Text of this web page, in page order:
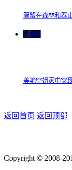
简留在森林和泰
9.0分
美艳空姐家中突
返回首页 返回顶部
Copyright © 2008-